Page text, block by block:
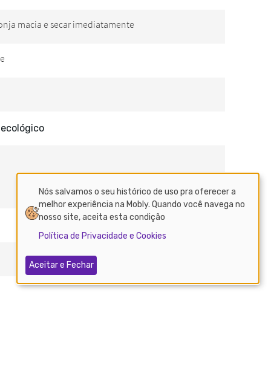
Nós salvamos o seu histórico de uso pra oferecer a
melhor experiência na Mobly. Quando você navega no
nosso site, aceita esta condição
Política de Privacidade e Cookies
Aceitar e Fechar